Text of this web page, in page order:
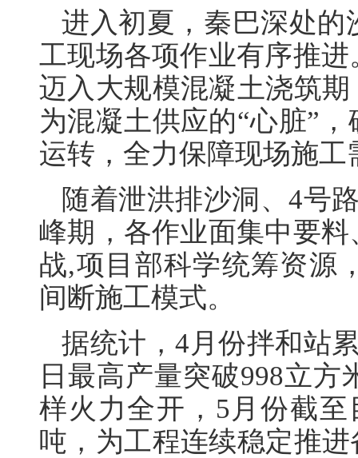
进入初夏，秦巴深处
工现场各项作业有序推
迈入大规模混凝土浇筑
为混凝土供应的“心脏”
运转，全力保障现场施工
随着泄洪排沙洞、4号
峰期，各作业面集中要
战,项目部科学统筹资源
间断施工模式。
据统计，4月份拌和站
日最高产量突破998立
样火力全开，5月份截至
吨，为工程连续稳定推